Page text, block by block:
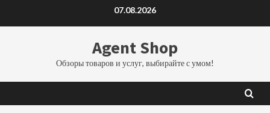
07.08.2026
Agent Shop
Обзоры товаров и услуг, выбирайте с умом!